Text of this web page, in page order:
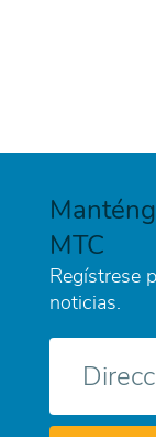
MTC
Regístrese
noticias.
electrónico